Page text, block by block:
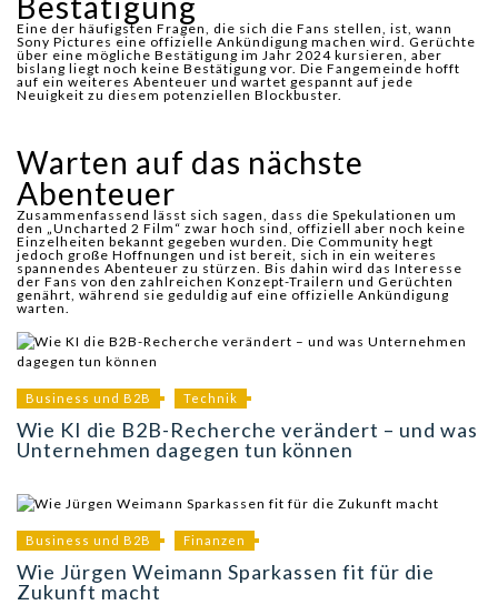
Eine der häufigsten Fragen, die sich die Fans stellen, ist, wann
Sony Pictures eine offizielle Ankündigung machen wird. Gerüchte
über eine mögliche Bestätigung im Jahr 2024 kursieren, aber
bislang liegt noch keine Bestätigung vor. Die Fangemeinde hofft
auf ein weiteres Abenteuer und wartet gespannt auf jede
Neuigkeit zu diesem potenziellen Blockbuster.
Warten auf das nächste
Abenteuer
Zusammenfassend lässt sich sagen, dass die Spekulationen um
den „Uncharted 2 Film“ zwar hoch sind, offiziell aber noch keine
Einzelheiten bekannt gegeben wurden. Die Community hegt
jedoch große Hoffnungen und ist bereit, sich in ein weiteres
spannendes Abenteuer zu stürzen. Bis dahin wird das Interesse
der Fans von den zahlreichen Konzept-Trailern und Gerüchten
genährt, während sie geduldig auf eine offizielle Ankündigung
warten.
Business und B2B Technik
Wie KI die B2B-Recherche verändert – und was
Unternehmen dagegen tun können
Business und B2B Finanzen
Wie Jürgen Weimann Sparkassen fit für die
Zukunft macht